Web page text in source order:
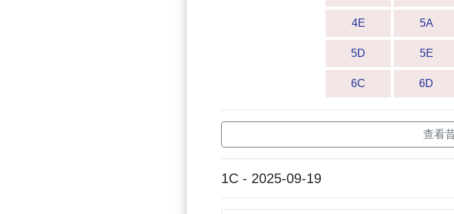
4E 5A
5D 5E
6C 6D
查看
1C - 2025-09-19